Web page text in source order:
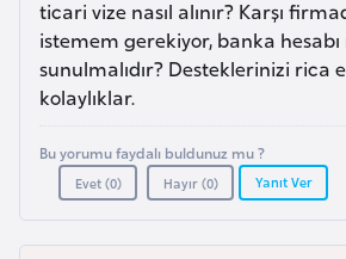
l
e
r
i
ticari vize nasıl alınır? Karşı
istemem gerekiyor, banka hesabı
sunulmalıdır? Desteklerinizi rica
kolaylıklar.
Bu yorumu faydalı buldunuz mu ?
Evet (0) Hayır (0) Yanıt Ver
a
A
z
e
b